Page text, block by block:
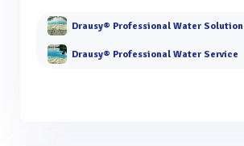
Drausy® Professional Water Solution
Drausy® Professional Water Service